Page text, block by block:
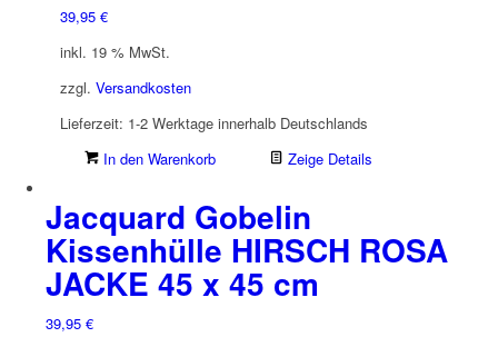
39,95 €
inkl. 19 % MwSt.
zzgl. Versandkosten
Lieferzeit: 1-2 Werktage innerhalb Deutschlands
In den Warenkorb
Zeige Details
Jacquard Gobelin
Kissenhülle HIRSCH ROSA
JACKE 45 x 45 cm
39,95 €